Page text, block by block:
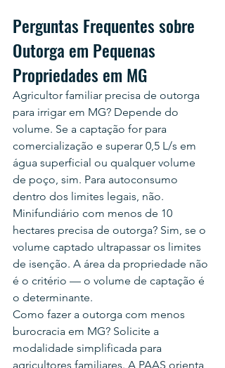
Perguntas Frequentes sobre
Outorga em Pequenas
Propriedades em MG
Agricultor familiar precisa de outorga
para irrigar em MG? Depende do
volume. Se a captação for para
comercialização e superar 0,5 L/s em
água superficial ou qualquer volume
de poço, sim. Para autoconsumo
dentro dos limites legais, não.
Minifundiário com menos de 10
hectares precisa de outorga? Sim, se o
volume captado ultrapassar os limites
de isenção. A área da propriedade não
é o critério — o volume de captação é
o determinante.
Como fazer a outorga com menos
burocracia em MG? Solicite a
modalidade simplificada para
agricultores familiares. A PAAS orienta